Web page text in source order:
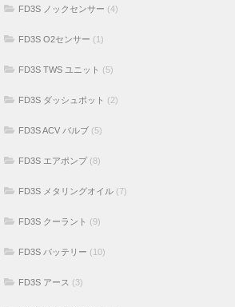
FD3S ノックセンサー (4)
FD3S O2センサー (1)
FD3S TWS ユニット (5)
FD3S ダッシュポット (2)
FD3S ACV バルブ (5)
FD3S エアポンプ (8)
FD3S メタリングオイル (7)
FD3S クーラント (9)
FD3S バッテリー (10)
FD3S アース (3)